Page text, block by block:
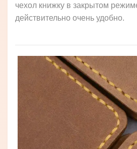
чехол книжку в закрытом
действительно очень удобно.